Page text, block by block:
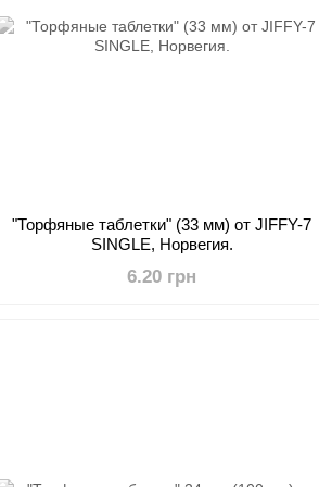
"Торфяные таблетки" (33 мм) от JIFFY-7
SINGLE, Норвегия.
6.20 грн